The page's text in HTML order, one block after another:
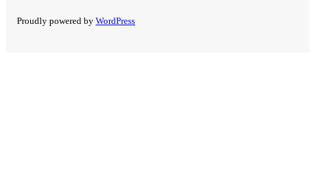
Proudly powered by WordPress